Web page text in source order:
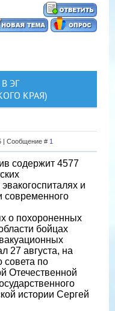
ЭГ
КРАЯ)
| Сообщение # 1
содержит 4577
и
современного
о похороненных
бойцах
27 августа, на
совета по
Отечественной
истории Сергей